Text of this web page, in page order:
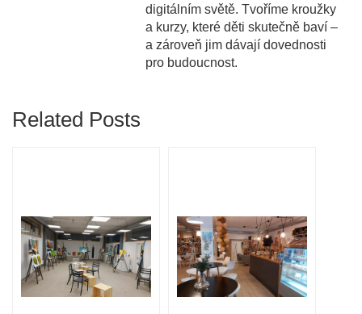
digitálním světě. Tvoříme kroužky
a kurzy, které děti skutečně baví –
a zároveň jim dávají dovednosti
pro budoucnost.
Related Posts